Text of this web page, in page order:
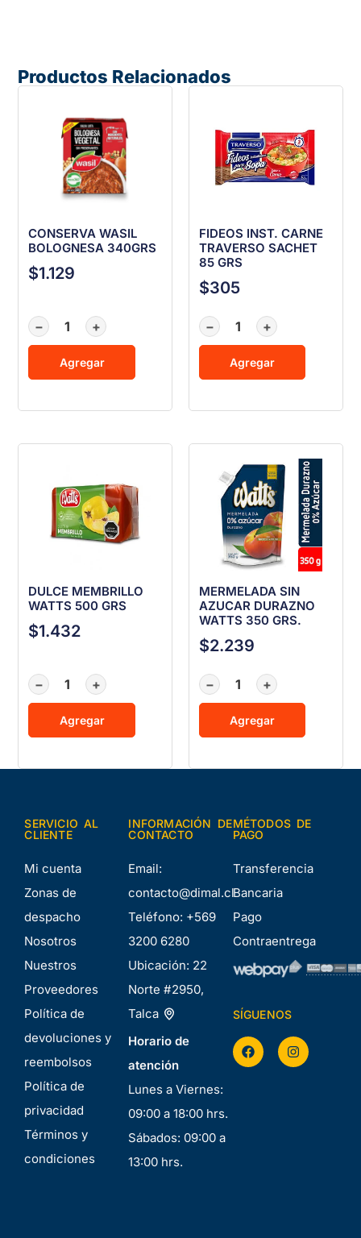
Productos Relacionados
CONSERVA WASIL
BOLOGNESA 340GRS
$1.129
− +
Agregar
FIDEOS INST. CARNE
TRAVERSO SACHET
85 GRS
$305
− +
Agregar
DULCE MEMBRILLO
WATTS 500 GRS
$1.432
− +
Agregar
MERMELADA SIN
AZUCAR DURAZNO
WATTS 350 GRS.
$2.239
− +
Agregar
SERVICIO AL
CLIENTE
Mi cuenta
Zonas de
despacho
Nosotros
Nuestros
Proveedores
Política de
devoluciones y
reembolsos
Política de
privacidad
Términos y
condiciones
INFORMACIÓN DE
CONTACTO
Email:
contacto@dimal.cl
Teléfono: +569
3200 6280
Ubicación: 22
Norte #2950,
Talca
Horario de
atención
Lunes a Viernes:
09:00 a 18:00 hrs.
Sábados: 09:00 a
13:00 hrs.
MÉTODOS DE
PAGO
Transferencia
Bancaria
Pago
Contraentrega
SÍGUENOS